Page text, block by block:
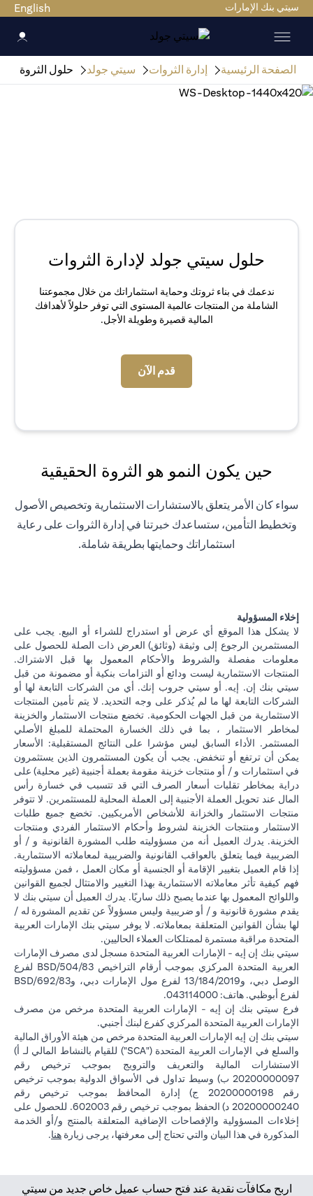
سيتي بنك الإمارات English
الصفحة الرئيسية إدارة الثروات سيتي جولد حلول الثروة
حلول سيتي جولد لإدارة الثروات
ندعمك في بناء ثروتك وحماية استثماراتك من خلال مجموعتنا
الشاملة من المنتجات عالمية المستوى التي توفر حلولاً لأهدافك
المالية قصيرة وطويلة الأجل.
قدم الآن
حين يكون النمو هو الثروة الحقيقية
سواء كان الأمر يتعلق بالاستشارات الاستثمارية وتخصيص الأصول
وتخطيط التأمين، ستساعدك خبرتنا في إدارة الثروات على رعاية
استثماراتك وحمايتها بطريقة شاملة.
إخلاء المسؤولية
لا يشكل هذا الموقع أي عرض أو استدراج للشراء أو البيع. يجب على
المستثمرين الرجوع إلى وثيقة (وثائق) العرض ذات الصلة للحصول على
معلومات مفصلة والشروط والأحكام المعمول بها قبل الاشتراك.
المنتجات الاستثمارية ليست ودائع أو التزامات بنكية أو مضمونة من قبل
سيتي بنك إن. إيه. أو سيتي جروب إنك. أي من الشركات التابعة لها أو
الشركات التابعة لها ما لم يُذكر على وجه التحديد. لا يتم تأمين المنتجات
الاستثمارية من قبل الجهات الحكومية. تخضع منتجات الاستثمار والخزينة
لمخاطر الاستثمار ، بما في ذلك الخسارة المحتملة للمبلغ الأصلي
المستثمر. الأداء السابق ليس مؤشرا على النتائج المستقبلية: الأسعار
يمكن أن ترتفع أو تنخفض. يجب أن يكون المستثمرون الذين يستثمرون
في استثمارات و / أو منتجات خزينة مقومة بعملة أجنبية (غير محلية) على
دراية بمخاطر تقلبات أسعار الصرف التي قد تتسبب في خسارة رأس
المال عند تحويل العملة الأجنبية إلى العملة المحلية للمستثمرين. لا تتوفر
منتجات الاستثمار والخزانة للأشخاص الأمريكيين. تخضع جميع طلبات
الاستثمار ومنتجات الخزينة لشروط وأحكام الاستثمار الفردي ومنتجات
الخزينة. يدرك العميل أنه من مسؤوليته طلب المشورة القانونية و / أو
الضريبية فيما يتعلق بالعواقب القانونية والضريبية لمعاملاته الاستثمارية.
إذا قام العميل بتغيير الإقامة أو الجنسية أو مكان العمل ، فمن مسؤوليته
فهم كيفية تأثر معاملاته الاستثمارية بهذا التغيير والامتثال لجميع القوانين
واللوائح المعمول بها عندما يصبح ذلك ساريًا. يدرك العميل أن سيتي بنك لا
يقدم مشورة قانونية و / أو ضريبية وليس مسؤولاً عن تقديم المشورة له /
لها بشأن القوانين المتعلقة بمعاملاته. لا يوفر سيتي بنك الإمارات العربية
المتحدة مراقبة مستمرة لممتلكات العملاء الحاليين.
سيتي بنك إن إيه - الإمارات العربية المتحدة مسجل لدى مصرف الإمارات
العربية المتحدة المركزي بموجب أرقام التراخيص BSD/504/83 لفرع
الوصل دبي، و13/184/2019 لفرع مول الإمارات دبي، وBSD/692/83
لفرع أبوظبي. هاتف: 043114000.
فرع سيتي بنك إن إيه - الإمارات العربية المتحدة مرخص من مصرف
الإمارات العربية المتحدة المركزي كفرع لبنك أجنبي.
سيتي بنك إن إيه الإمارات العربية المتحدة مرخص من هيئة الأوراق المالية
والسلع في الإمارات العربية المتحدة ("SCA") للقيام بالنشاط المالي لـ أ)
الاستشارات المالية والتعريف والترويج بموجب ترخيص رقم
20200000097 ب) وسيط تداول في الأسواق الدولية بموجب ترخيص
رقم 20200000198 ج) إدارة المحافظ بموجب ترخيص رقم
20200000240 د) الحفظ بموجب ترخيص رقم 602003. للحصول على
إخلاءات المسؤولية والإفصاحات الإضافية المتعلقة بالمنتج و/أو الخدمة
المذكورة في هذا البيان والتي تحتاج إلى معرفتها، يرجى زيارة هنا.
اربح مكافآت نقدية عند فتح حساب عميل خاص جديد من سيتي